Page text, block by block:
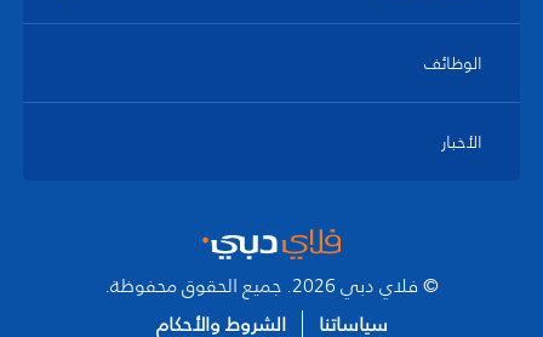
الوظائف
الأخبار
© فلاي دبي 2026. جميع الحقوق محفوظة.
سياساتنا
الشروط والأحكام